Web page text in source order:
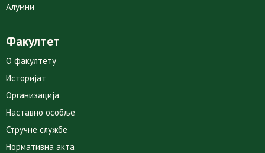
Алумни
Факултет
О факултету
Историјат
Организација
Наставно особље
Стручне службе
Нормативна акта